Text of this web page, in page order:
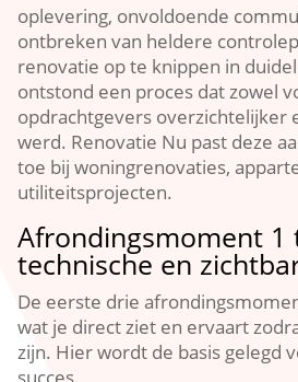
oplevering, onvoldoende
ontbreken van heldere
renovatie op te knippen in
ontstond een proces dat zowel
opdrachtgevers overzichtelijker
werd.​ Renovatie Nu past deze
toe bij woningrenovaties,
utiliteitsprojecten.​
Afrondingsmoment 1
technische en
De eerste drie
wat je direct ziet en ervaart
zijn.​ Hier wordt de basis gelegd